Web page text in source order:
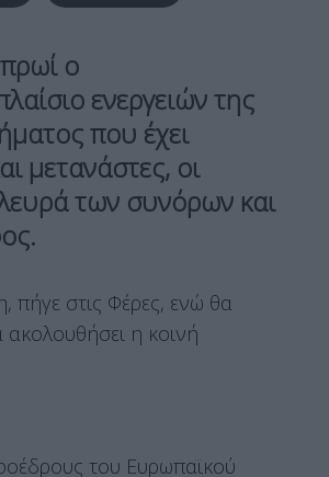
ο
ενεργειών της
που έχει
μετανάστες, οι
των συνόρων και
στις Φέρες, ενώ θα
η κοινή
του Ευρωπαϊκού